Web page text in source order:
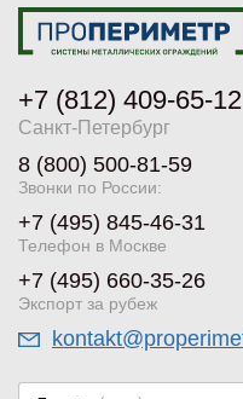
+7 (812) 409-65-12
Санкт-Петербург
8 (800) 500-81-59
Звонки по России:
+7 (495) 845-46-31
Телефон в Москве
+7 (495) 660-35-26
Экспорт за рубеж